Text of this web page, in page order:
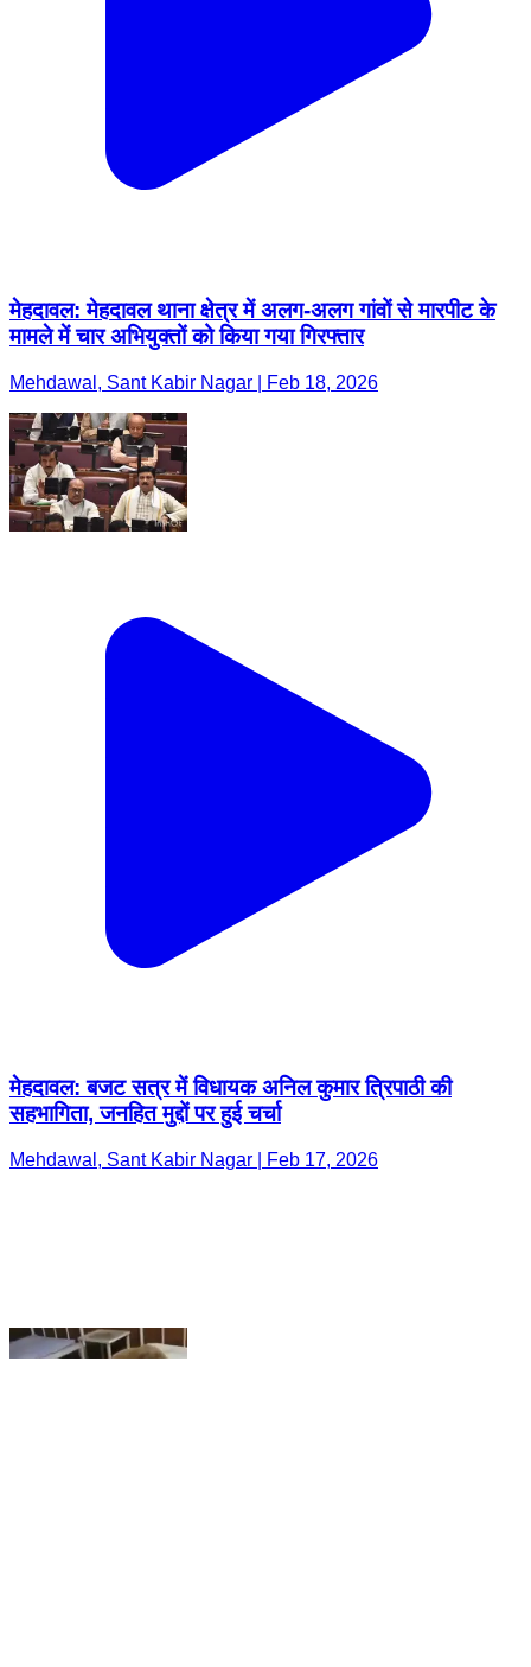
मेहदावल: मेहदावल थाना क्षेत्र में अलग-अलग गांवों से मारपीट के
मेहदावल: बजट सत्र में विधायक अनिल कुमार त्रिपाठी की
सहभागिता, जनहित मुद्दों पर हुई चर्चा